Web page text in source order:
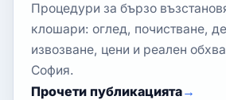
Процедури за бързо
клошари: оглед, почистване,
извозване, цени и реален
София.
Прочети публикацията